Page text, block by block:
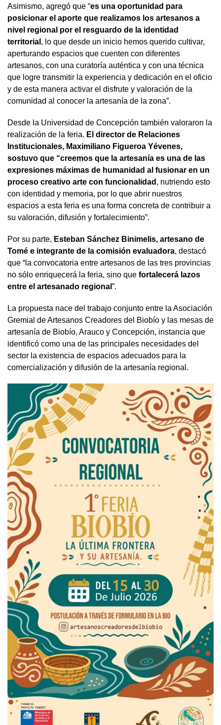
Asimismo, agregó que “es una oportunidad para
posicionar el aporte que realizamos los artesanos a
nivel regional por el resguardo de la identidad
territorial , lo que desde un inicio hemos querido cultivar,
aperturando espacios que cuenten con diferentes
artesanos, con una curatoría auténtica y con una técnica
que logre transmitir la experiencia y dedicación en el oficio
y de esta manera activar el disfrute y valoración de la
comunidad al conocer la artesanía de la zona”.
Desde la Universidad de Concepción también valoraron la
realización de la feria. El director de Relaciones
Institucionales, Maximiliano Figueroa Yévenes,
sostuvo que “creemos que la artesanía es una de las
expresiones máximas de humanidad al fusionar en un
proceso creativo arte con funcionalidad , nutriendo esto
con identidad y memoria, por lo que abrir nuestros
espacios a esta feria es una forma concreta de contribuir a
su valoración, difusión y fortalecimiento”.
Por su parte, Esteban Sánchez Binimelis, artesano de
Tomé e integrante de la comisión evaluadora, destacó
que “la convocatoria entre artesanos de las tres provincias
no sólo enriquecerá la feria, sino que fortalecerá lazos
entre el artesanado regional ”.
La propuesta nace del trabajo conjunto entre la Asociación
Gremial de Artesanos Creadores del Biobío y las mesas de
artesanía de Biobío, Arauco y Concepción, instancia que
identificó como una de las principales necesidades del
sector la existencia de espacios adecuados para la
comercialización y difusión de la artesanía regional.